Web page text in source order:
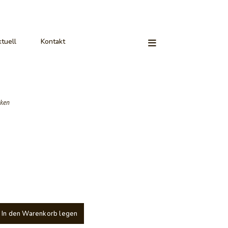
Kontakt
In den Warenkorb legen